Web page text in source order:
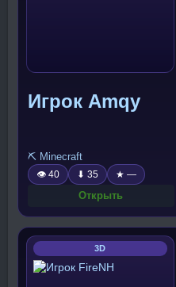
Игрок Amqy
⛏️ Minecraft
👁 40 ⬇ 35 ★ —
Открыть
3D